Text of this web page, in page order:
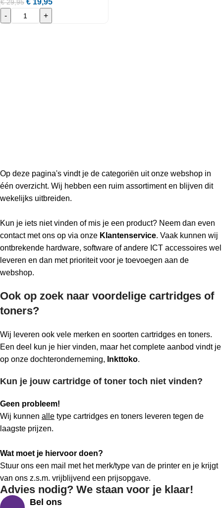
€29,95 € 19,95
-
+
Op deze pagina's vindt je de categoriën uit onze webshop in
één overzicht. Wij hebben een ruim assortiment en blijven dit
wekelijks uitbreiden.
Kun je iets niet vinden of mis je een product? Neem dan even
contact met ons op via onze Klantenservice. Vaak kunnen wij
ontbrekende hardware, software of andere ICT accessoires wel
leveren en dan met prioriteit voor je toevoegen aan de
webshop.
Ook op zoek naar voordelige cartridges of
toners?
Wij leveren ook vele merken en soorten cartridges en toners.
Een deel kun je hier vinden, maar het complete aanbod vindt je
op onze dochteronderneming, Inkttoko.
Kun je jouw cartridge of toner toch niet vinden?
Geen probleem!
Wij kunnen alle type cartridges en toners leveren tegen de
laagste prijzen.
Wat moet je hiervoor doen?
Stuur ons een mail met het merk/type van de printer en je krijgt
van ons z.s.m. vrijblijvend een prijsopgave.
Advies nodig? We staan voor je klaar!
Bel ons